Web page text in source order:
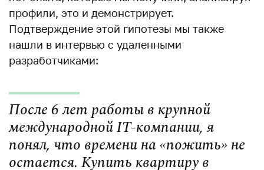
профили, это и демонстрирует.
Подтверждение этой гипотезы мы также
нашли в интервью с удаленными
разработчиками:
После 6 лет работы в крупной
международной IT-компании, я
понял, что времени на «пожить» не
остается. Купить квартиру в